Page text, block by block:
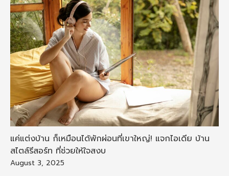
แค่แต่งบ้าน ก็เหมือนได้พักผ่อนที่เขาใหญ่! แจกไอเดีย บ้าน
สไตล์รีสอร์ท ที่ช่วยให้ใจสงบ
August 3, 2025